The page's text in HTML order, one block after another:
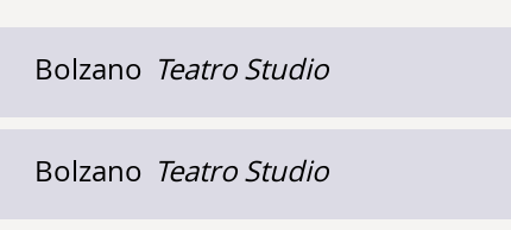
Bolzano Teatro Studio
Bolzano Teatro Studio